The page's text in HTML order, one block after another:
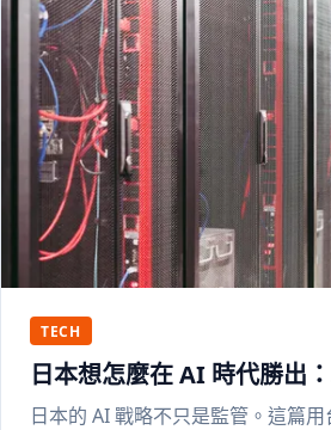
TECH
日本想怎麼在 AI 時代勝出
日本的 AI 戰略不只是監管。這篇用